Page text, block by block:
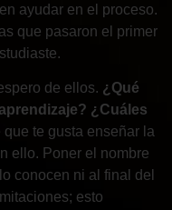
ayudar en el proceso.
que pasaron el primer
de ellos. ¿Qué
¿Cuáles
que te gusta enseñar la
ello. Poner el nombre
conocen ni al final del
esto